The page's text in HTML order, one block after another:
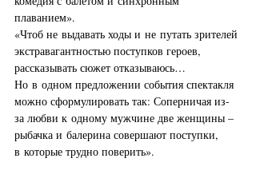
плаванием».
«Чтоб не выдавать ходы и не путать зрителей
экстравагантностью поступков героев,
рассказывать сюжет отказываюсь…
Но в одном предложении события спектакля
можно сформулировать так: Соперничая из-
за любви к одному мужчине две женщины –
рыбачка и балерина совершают поступки,
в которые трудно поверить».